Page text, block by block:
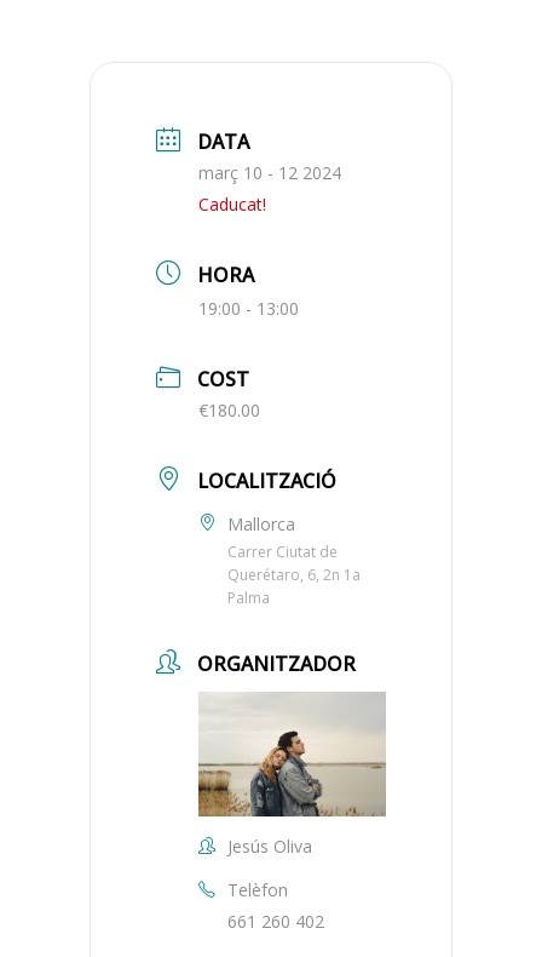
DATA
març 10 - 12 2024
Caducat!
HORA
19:00 - 13:00
COST
€180.00
LOCALITZACIÓ
Mallorca
Carrer Ciutat de
Querétaro, 6, 2n 1a
Palma
ORGANITZADOR
Jesús Oliva
Telèfon
661 260 402